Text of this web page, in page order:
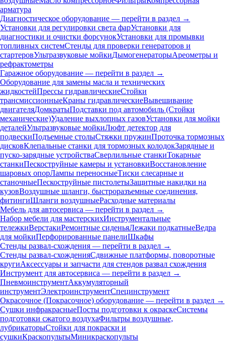
арматура
Диагностическое оборудование — перейти в раздел →
Установки для регулировки света фарУстановки для
диагностики и очистки форсунокУстановки для промывки
топливных системСтенды для проверки генераторов и
стартеровУльтразвуковые мойкиДымогенераторыАреометры и
рефрактометры
Гаражное оборудование — перейти в раздел →
Оборудование для замены масла и технических
жидкостейПрессы гидравлическиеСтойки
трансмиссионныеКраны гидравлическиеВывешивание
двигателяДомкратыПодставки под автомобиль (Стойки
механические)Удаление выхлопных газовУстановки для мойки
деталейУльтразвуковые мойкиЛюфт детектор для
подвескиПодъемные столыСтяжки пружинПроточка тормозных
дисковКлепальные станки для тормозных колодокЗарядные и
пуско-зарядные устройстваСверлильные станкиТокарные
станкиПескоструйные камеры и установкиВосстановление
шаровых опорЛампы переносныеТиски слесарные и
станочныеПескоструйные пистолетыЗащитные накидки на
кузовВоздушные шланги, быстроразъемные соединения,
фитингиШланги воздушныеРасходные материалы
Мебель для автосервиса — перейти в раздел →
Набор мебели для мастерскихИнструментальные
тележкиВерстакиРемонтные сиденьяЛежаки подкатныеВедра
для мойкиПерфорированные панелиШкафы
Стенды развал-схождения — перейти в раздел →
Стенды развал-схожденияСдвижные платформы, поворотные
кругиАксессуары и запчасти для стендов развал схождения
Инструмент для автосервиса — перейти в раздел →
ПневмоинструментАккумуляторный
инструментЭлектроинструментСпецинструмент
Окрасочное (Покрасочное) оборудование — перейти в раздел →
Сушки инфракрасныеПосты подготовки к окраскеСистемы
подготовки сжатого воздухаФильтры воздушные,
лубрикаторыСтойки для покраски и
сушкиКраскопультыМиникраскопульты